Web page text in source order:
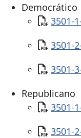
Democrático
3501-
3501-
3501-
Republicano
3501-
3501-